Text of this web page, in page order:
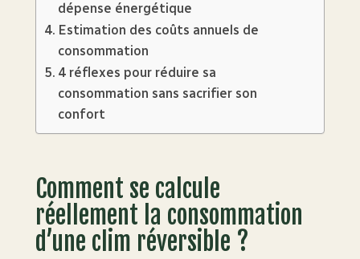
dépense énergétique
Estimation des coûts annuels de
consommation
4 réflexes pour réduire sa
consommation sans sacrifier son
confort
Comment se calcule
réellement la consommation
d’une clim réversible ?